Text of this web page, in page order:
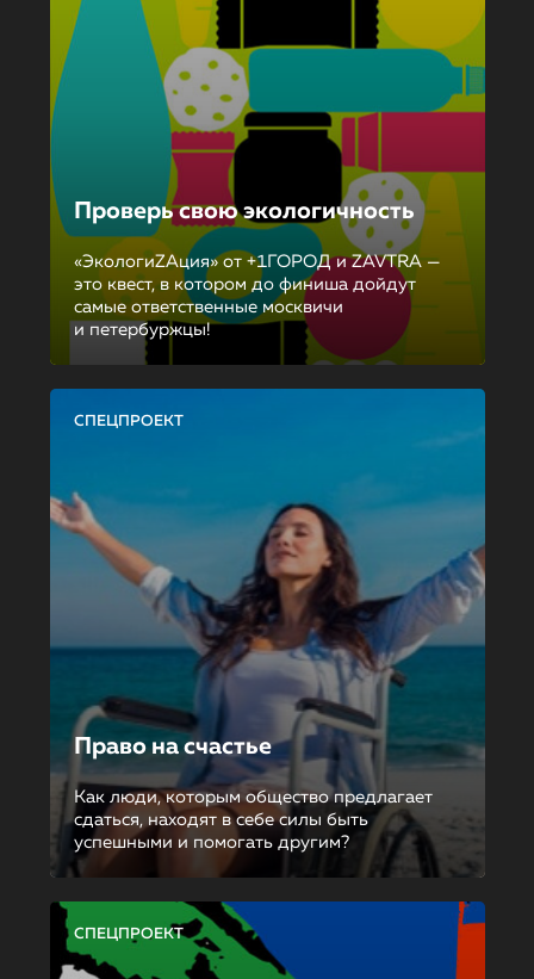
Проверь свою экологичность
«ЭкологиZAция» от +1ГОРОД и ZAVTRA —
это квест, в котором до финиша дойдут
самые ответственные москвичи
и петербуржцы!
СПЕЦПРОЕКТ
Право на счастье
Как люди, которым общество предлагает
сдаться, находят в себе силы быть
успешными и помогать другим?
СПЕЦПРОЕКТ